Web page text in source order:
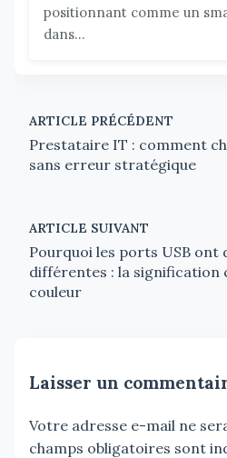
positionnant comme un
dans...
ARTICLE PRÉCÉDENT
Prestataire IT : comment
sans erreur stratégique
ARTICLE SUIVANT
Pourquoi les ports USB ont
différentes : la signification
couleur
Laisser un
Votre adresse e-mail ne
champs obligatoires sont